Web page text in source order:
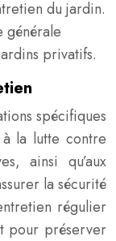
du jardin.
générale
privatifs.
spécifiques
la lutte contre
ainsi qu’aux
la sécurité
régulier
pour préserver